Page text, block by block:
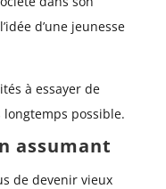
d’une jeunesse
à essayer de
possible.
assumant
de devenir vieux